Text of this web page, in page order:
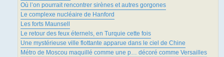
Où l’on pourrait rencontrer sirènes et autres gorgones
Le complexe nucléaire de Hanford
Les forts Maunsell
Le retour des feux éternels, en Turquie cette fois
Une mystérieuse ville flottante apparue dans le ciel de Chine
Métro de Moscou maquillé comme une p… décoré comme Versailles